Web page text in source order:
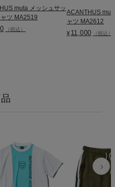
muta メッシュサッ
ツ MA2519
（税込）
ACANTHUS
ャツ MA2612
¥ 11,000 （税込）